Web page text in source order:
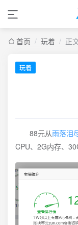
首页 / 玩着 / 正
玩着
88元从雨落泪
CPU、2G内存、